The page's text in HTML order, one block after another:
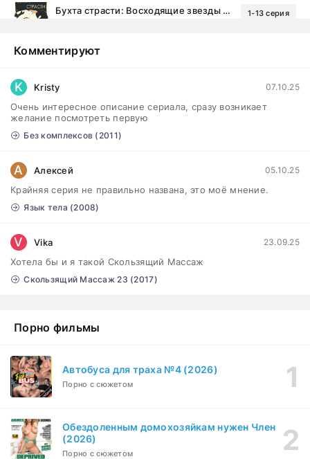
Бухта страсти: Восходящие звезды (2000)
1-13 серия
Эйфория (2019)
Бисексуалка (2018)
1-6 серия
1 сезон
Драма
Комментируют
K Kristy 07.10.25
Очень интересное описание сериала, сразу возникает
желание посмотреть первую
Без комплексов (2011)
А Алексей 05.10.25
Крайняя серия не правильно названа, это моё мнение.
Язык тела (2008)
V Vika 23.09.25
Хотела бы и я такой Скользящий Массаж
Скользящий Массаж 23 (2017)
Порно фильмы
Автобуса для траха №4 (2026)
Порно с сюжетом
Обездоленным домохозяйкам нужен Член
(2026)
Порно с сюжетом